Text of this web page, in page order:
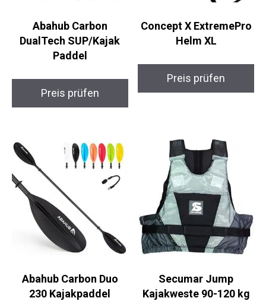
Abahub Carbon
DualTech SUP/Kajak
Paddel
Preis prüfen
Concept X ExtremePro
Helm XL
Preis prüfen
Abahub Carbon Duo
230 Kajakpaddel
Secumar Jump
Kajakweste 90-120 kg